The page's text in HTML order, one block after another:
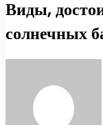
Виды,
солнечных